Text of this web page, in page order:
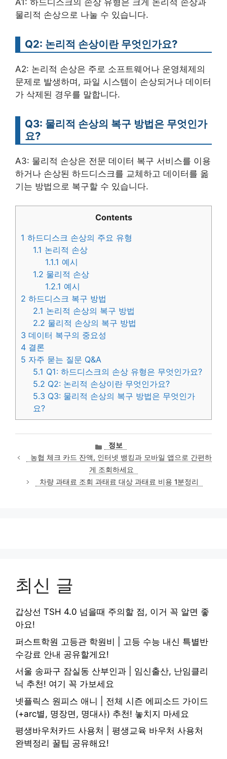
물리적 손상으로 나눌 수 있습니다.
Q2: 논리적 손상이란 무엇인가요?
A2: 논리적 손상은 주로 소프트웨어나 운영체제의
문제로 발생하며, 파일 시스템이 손상되거나 데이터
가 삭제된 경우를 말합니다.
Q3: 물리적 손상의 복구 방법은 무엇인가
요?
A3: 물리적 손상은 전문 데이터 복구 서비스를 이용
하거나 손상된 하드디스크를 교체하고 데이터를 옮
기는 방법으로 복구할 수 있습니다.
Contents
1 하드디스크 손상의 주요 유형
1.1 논리적 손상
1.1.1 예시
1.2 물리적 손상
1.2.1 예시
2 하드디스크 복구 방법
2.1 논리적 손상의 복구 방법
2.2 물리적 손상의 복구 방법
3 데이터 복구의 중요성
4 결론
5 자주 묻는 질문 Q&A
5.1 Q1: 하드디스크의 손상 유형은 무엇인가요?
5.2 Q2: 논리적 손상이란 무엇인가요?
5.3 Q3: 물리적 손상의 복구 방법은 무엇인가
요?
카
테
고
리
정보
농협 체크 카드 잔액, 인터넷 뱅킹과 모바일 앱으로 간편하
게 조회하세요
차량 과태료 조회 과태료 대상 과태료 비용 1분정리
최신 글
갑상선 TSH 4.0 넘을때 주의할 점, 이거 꼭 알면 좋
아요!
퍼스트학원 고등관 학원비 | 고등 수능 내신 특별반
수강료 안내 공유할게요!
서울 송파구 잠실동 산부인과 | 임신출산, 난임클리
닉 추천! 여기 꼭 가보세요
넷플릭스 원피스 애니 | 전체 시즌 에피소드 가이드
(+arc별, 명장면, 명대사) 추천! 놓치지 마세요
평생바우처카드 사용처 | 평생교육 바우처 사용처
완벽정리 꿀팁 공유해요!